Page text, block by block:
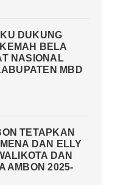
DUKUNG
BELA
NASIONAL
MBD
TETAPKAN
DAN ELLY
DAN
AMBON 2025-